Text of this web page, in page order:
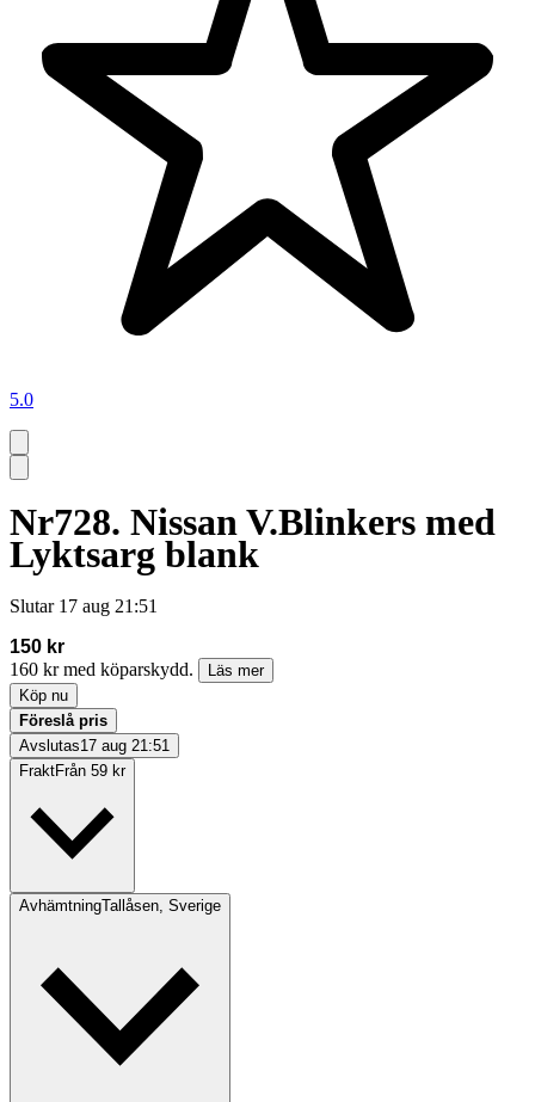
5.0
Nr728. Nissan V.Blinkers med
Lyktsarg blank
Slutar 17 aug 21:51
150 kr
160 kr med köparskydd.
Läs mer
Köp nu
Föreslå pris
Avslutas17 aug 21:51
FraktFrån 59 kr
AvhämtningTallåsen, Sverige